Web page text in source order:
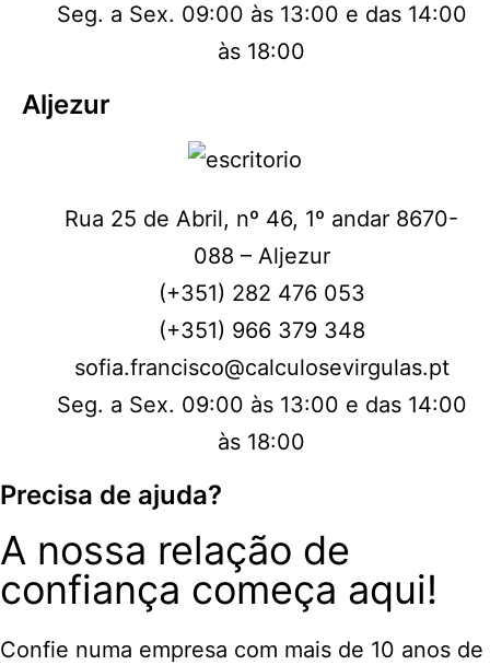
Seg. a Sex. 09:00 às 13:00 e das 14:00
às 18:00
Aljezur
Rua 25 de Abril, nº 46, 1º andar 8670-
088 – Aljezur
(+351) 282 476 053
(+351) 966 379 348
sofia.francisco@calculosevirgulas.pt
Seg. a Sex. 09:00 às 13:00 e das 14:00
às 18:00
Precisa de ajuda?
A nossa relação de
confiança começa aqui!
Confie numa empresa com mais de 10 anos de